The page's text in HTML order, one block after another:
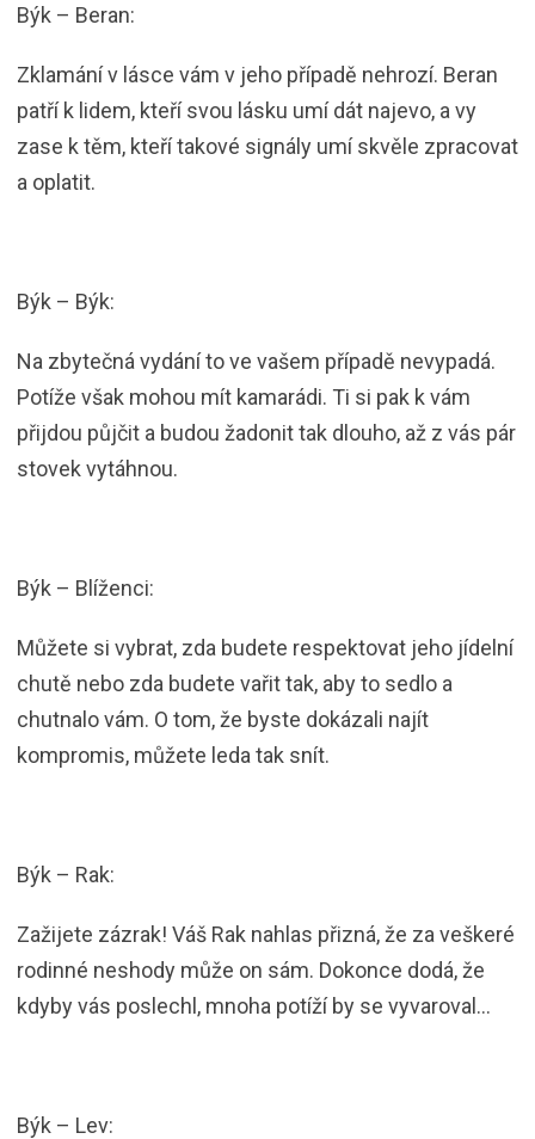
Býk – Beran:
Zklamání v lásce vám v jeho případě nehrozí. Beran
patří k lidem, kteří svou lásku umí dát najevo, a vy
zase k těm, kteří takové signály umí skvěle zpracovat
a oplatit.
Býk – Býk:
Na zbytečná vydání to ve vašem případě nevypadá.
Potíže však mohou mít kamarádi. Ti si pak k vám
přijdou půjčit a budou žadonit tak dlouho, až z vás pár
stovek vytáhnou.
Býk – Blíženci:
Můžete si vybrat, zda budete respektovat jeho jídelní
chutě nebo zda budete vařit tak, aby to sedlo a
chutnalo vám. O tom, že byste dokázali najít
kompromis, můžete leda tak snít.
Býk – Rak:
Zažijete zázrak! Váš Rak nahlas přizná, že za veškeré
rodinné neshody může on sám. Dokonce dodá, že
kdyby vás poslechl, mnoha potíží by se vyvaroval…
Býk – Lev: